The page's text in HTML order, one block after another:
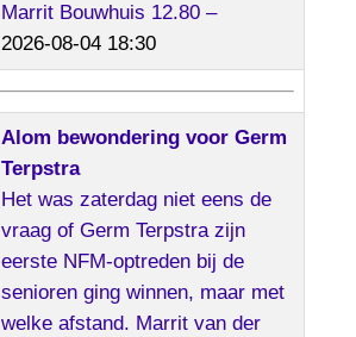
Marrit Bouwhuis 12.80 –
2026-08-04 18:30
Alom bewondering voor Germ
Terpstra
Het was zaterdag niet eens de
vraag of Germ Terpstra zijn
eerste NFM-optreden bij de
senioren ging winnen, maar met
welke afstand. Marrit van der